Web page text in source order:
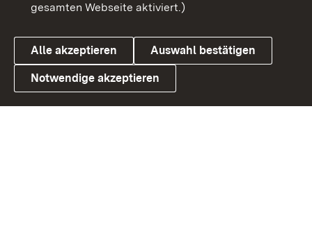
Link zum Landesportal
Cookies
gesamten Webseite aktiviert.)
Alle akzeptieren Auswahl bestätigen
Notwendige akzeptieren